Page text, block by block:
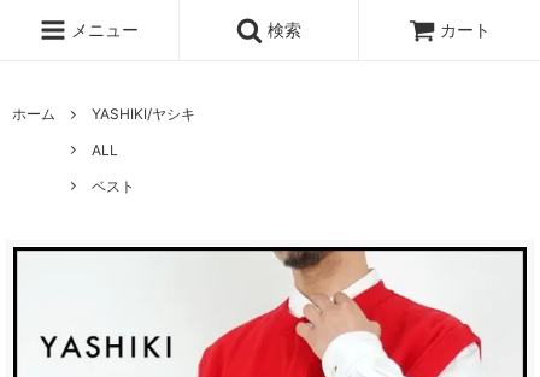
メニュー 検索 カート
ホーム
YASHIKI/ヤシキ
ALL
ベスト